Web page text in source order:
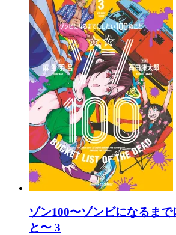
ゾン100〜ゾンビになるまで
と〜 3